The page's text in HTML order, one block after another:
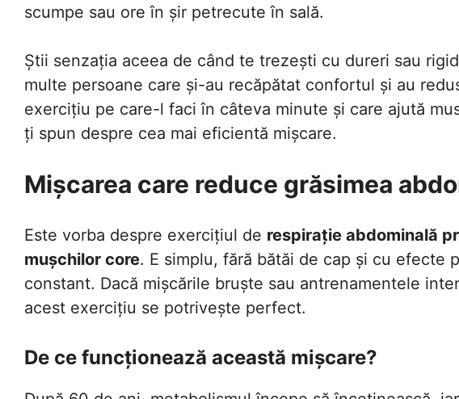
scumpe sau ore în șir petrecute în sală.
Știi senzația aceea de când te trezești cu dureri sau
multe persoane care și-au recăpătat confortul și au
exercițiu pe care-l faci în câteva minute și care ajută
ți spun despre cea mai eficientă mișcare.
Mișcarea care reduce grăsimea
Este vorba despre exercițiul de respirație abdominală
mușchilor core. E simplu, fără bătăi de cap și cu efecte
constant. Dacă mișcările bruște sau antrenamentele
acest exercițiu se potrivește perfect.
De ce funcționează această mișcare?